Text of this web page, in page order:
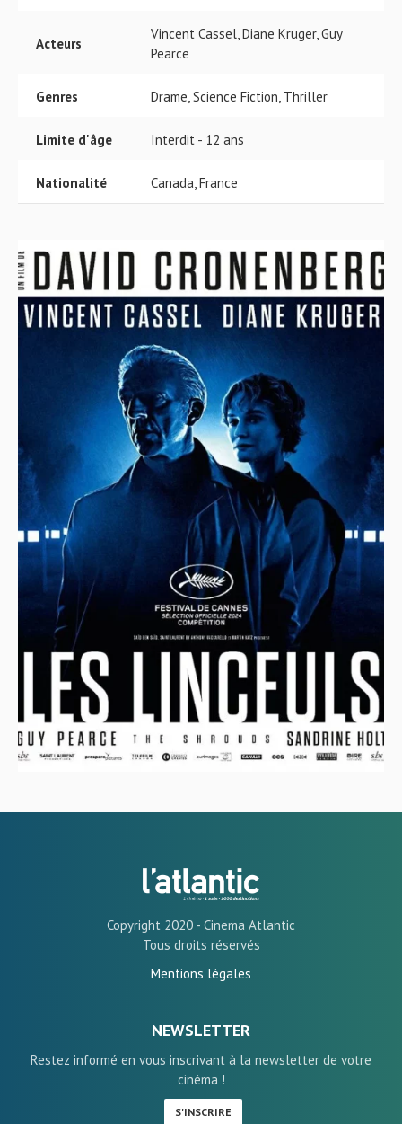
Acteurs
Vincent Cassel, Diane Kruger, Guy
Pearce
Genres Drame, Science Fiction, Thriller
Limite d'âge Interdit - 12 ans
Nationalité Canada, France
Copyright 2020 - Cinema Atlantic
Tous droits réservés
Mentions légales
NEWSLETTER
Restez informé en vous inscrivant à la newsletter de votre
cinéma !
S'INSCRIRE